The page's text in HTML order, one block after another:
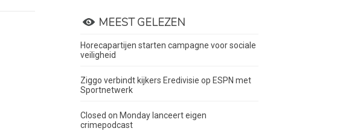
MEEST GELEZEN
Horecapartijen starten campagne voor sociale
veiligheid
Ziggo verbindt kijkers Eredivisie op ESPN met
Sportnetwerk
Closed on Monday lanceert eigen
crimepodcast